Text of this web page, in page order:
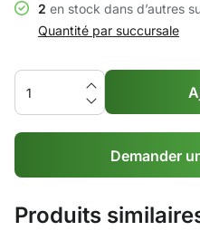
2 en stock dans d’autres
Quantité par succursale
Demander
Produits